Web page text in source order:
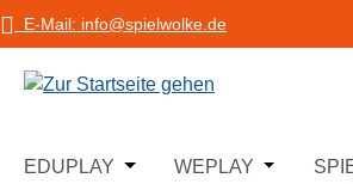
Hauptinhalt springen
Zur Suche springen
Zur Hauptnavigation springen
E-Mail: info@spielwolke.de
EDUPLAY Öffne oder Schließe das
WEPLAY Öffne